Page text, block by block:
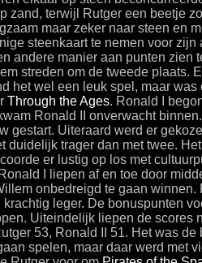
zand, terwijl Rutger een beetje
maar zeker naar steen en
steenkaart te nemen voor zijn
andere manier aan punten zien
streden om de tweede plaats.
het wel een leuk spel, maar was
Through the Ages. Ronald I
Ronald II onverwacht
gestart. Uiteraard werd er
duidelijk trager dan met twee.
er lustig op los met
I liepen af en toe door
onbedreigd te gaan winnen.
leger. De bonuspunten
Uiteindelijk liepen de scores
53, Ronald II 51. Het was
spelen, maar daar werd met